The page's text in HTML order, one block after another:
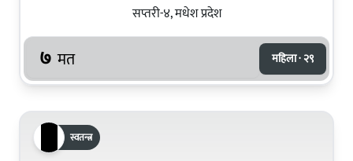
सप्तरी-४, मधेश प्रदेश
७ मत महिला · २९
स्वतन्त्र